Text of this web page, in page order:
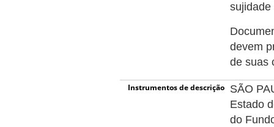
devem
de suas
Instrumentos de descrição
SÃO
Estado
do